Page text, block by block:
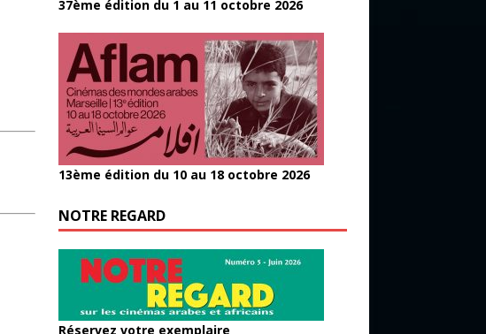
37ème édition du 1 au 11 octobre 2026
13ème édition du 10 au 18 octobre 2026
NOTRE REGARD
Réservez votre exemplaire